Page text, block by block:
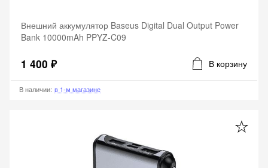
Внешний аккумулятор Baseus Digital Dual Output Power
Bank 10000mAh PPYZ-C09
1 400 ₽ В корзину
В наличии: в 1-м магазине